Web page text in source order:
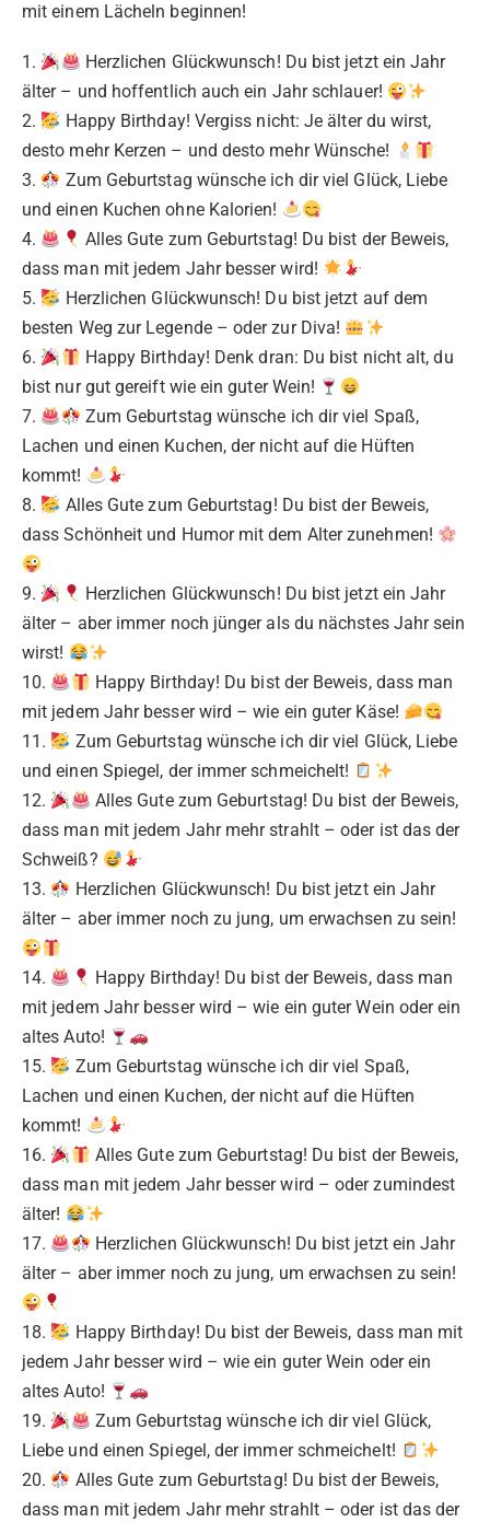
mit einem Lächeln beginnen!
1.
Herzlichen Glückwunsch! Du bist jetzt ein Jahr
älter – und hoffentlich auch ein Jahr schlauer!
2.
Happy Birthday! Vergiss nicht: Je älter du wirst,
desto mehr Kerzen – und desto mehr Wünsche!
3.
Zum Geburtstag wünsche ich dir viel Glück, Liebe
und einen Kuchen ohne Kalorien!
4.
Alles Gute zum Geburtstag! Du bist der Beweis,
dass man mit jedem Jahr besser wird!
5.
Herzlichen Glückwunsch! Du bist jetzt auf dem
besten Weg zur Legende – oder zur Diva!
6.
Happy Birthday! Denk dran: Du bist nicht alt, du
bist nur gut gereift wie ein guter Wein!
7.
Zum Geburtstag wünsche ich dir viel Spaß,
Lachen und einen Kuchen, der nicht auf die Hüften
kommt!
8.
Alles Gute zum Geburtstag! Du bist der Beweis,
dass Schönheit und Humor mit dem Alter zunehmen!
9.
Herzlichen Glückwunsch! Du bist jetzt ein Jahr
älter – aber immer noch jünger als du nächstes Jahr sein
wirst!
10.
Happy Birthday! Du bist der Beweis, dass man
mit jedem Jahr besser wird – wie ein guter Käse!
11.
Zum Geburtstag wünsche ich dir viel Glück, Liebe
und einen Spiegel, der immer schmeichelt!
12.
Alles Gute zum Geburtstag! Du bist der Beweis,
dass man mit jedem Jahr mehr strahlt – oder ist das der
Schweiß?
13.
Herzlichen Glückwunsch! Du bist jetzt ein Jahr
älter – aber immer noch zu jung, um erwachsen zu sein!
14.
Happy Birthday! Du bist der Beweis, dass man
mit jedem Jahr besser wird – wie ein guter Wein oder ein
altes Auto!
15.
Zum Geburtstag wünsche ich dir viel Spaß,
Lachen und einen Kuchen, der nicht auf die Hüften
kommt!
16.
Alles Gute zum Geburtstag! Du bist der Beweis,
dass man mit jedem Jahr besser wird – oder zumindest
älter!
17.
Herzlichen Glückwunsch! Du bist jetzt ein Jahr
älter – aber immer noch zu jung, um erwachsen zu sein!
18.
Happy Birthday! Du bist der Beweis, dass man mit
jedem Jahr besser wird – wie ein guter Wein oder ein
altes Auto!
19.
Zum Geburtstag wünsche ich dir viel Glück,
Liebe und einen Spiegel, der immer schmeichelt!
20.
Alles Gute zum Geburtstag! Du bist der Beweis,
dass man mit jedem Jahr mehr strahlt – oder ist das der